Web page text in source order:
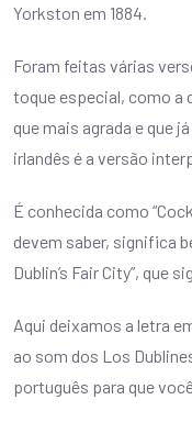
Yorkston em 1884.
Foram feitas várias
toque especial, como a
que mais agrada e que
irlandês é a versão
É conhecida como
devem saber, significa
Dublin’s Fair City”, que
Aqui deixamos a letra
ao som dos Los
português para que